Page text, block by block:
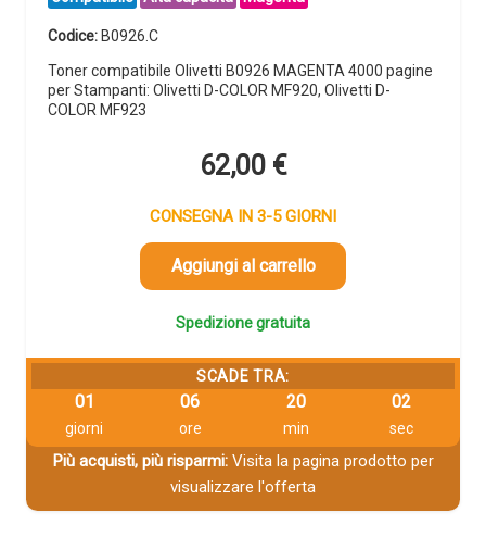
Codice:B0926.C
Toner compatibile Olivetti B0926 MAGENTA 4000 pagine
per Stampanti: Olivetti D-COLOR MF920, Olivetti D-
COLOR MF923
62,00 €
CONSEGNA IN 3-5 GIORNI
Aggiungi al carrello
Spedizione gratuita
SCADE TRA:
01
giorni
06
ore
20
min
01
sec
Più acquisti, più risparmi:Visita la pagina prodotto per
visualizzare l'offerta